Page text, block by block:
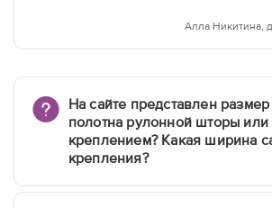
Алла Никитина,
На сайте представлен
полотна рулонной шторы или
креплением? Какая ширина
крепления?